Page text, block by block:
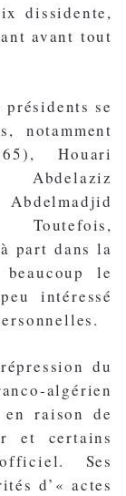
dissidente,
avant tout
se
notamment
Houari
Abdelaziz
Toutefois,
part dans la
le
intéressé
du
algérien
raison de
et certains
Ses
d’« actes